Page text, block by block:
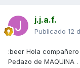
j.j.a.f.
Publicado 12
:beer Hola
Pedazo de MAQUINA .